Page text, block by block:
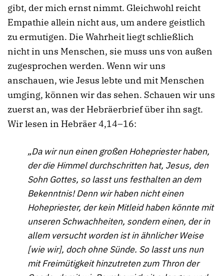
gibt, der mich ernst nimmt. Gleichwohl reicht
Empathie allein nicht aus, um andere geistlich
zu ermutigen. Die Wahrheit liegt schließlich
nicht in uns Menschen, sie muss uns von außen
zugesprochen werden. Wenn wir uns
anschauen, wie Jesus lebte und mit Menschen
umging, können wir das sehen. Schauen wir uns
zuerst an, was der Hebräerbrief über ihn sagt.
Wir lesen in Hebräer 4,14–16:
„Da wir nun einen großen Hohepriester haben,
der die Himmel durchschritten hat, Jesus, den
Sohn Gottes, so lasst uns festhalten an dem
Bekenntnis! Denn wir haben nicht einen
Hohepriester, der kein Mitleid haben könnte mit
unseren Schwachheiten, sondern einen, der in
allem versucht worden ist in ähnlicher Weise
[wie wir], doch ohne Sünde. So lasst uns nun
mit Freimütigkeit hinzutreten zum Thron der